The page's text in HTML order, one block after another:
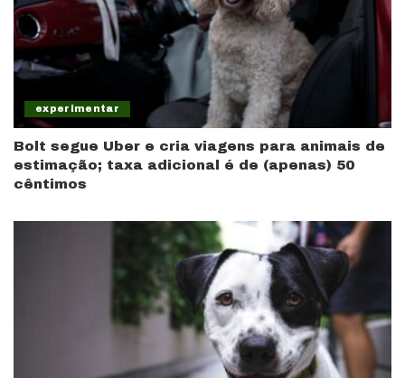
experimentar
Bolt segue Uber e cria viagens para animais de
estimação; taxa adicional é de (apenas) 50
cêntimos